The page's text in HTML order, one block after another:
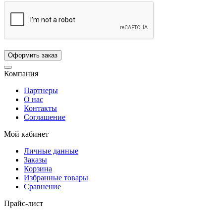
Компания
Партнеры
О нас
Контакты
Соглашение
Мой кабинет
Личные данные
Заказы
Корзина
Избранные товары
Сравнение
Прайс-лист